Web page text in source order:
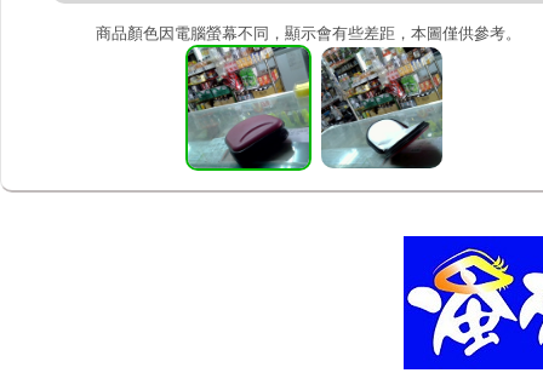
商品顏色因電腦螢幕不同，顯示會有些差距，本圖僅供參考。